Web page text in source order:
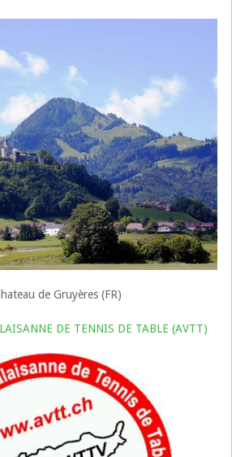
de Gruyères (FR)
DE TENNIS DE TABLE (AVTT)